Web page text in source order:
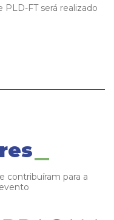
PLD-FT será realizado
contribuíram para a